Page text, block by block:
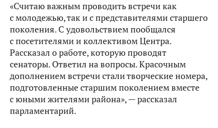
«Считаю важным проводить встречи как
с молодежью, так и с представителями старшего
поколения. С удовольствием пообщался
с посетителями и коллективом Центра.
Рассказал о работе, которую проводят
сенаторы. Ответил на вопросы. Красочным
дополнением встречи стали творческие номера,
подготовленные старшим поколением вместе
с юными жителями района», — рассказал
парламентарий.